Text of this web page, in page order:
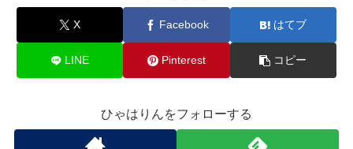
X Facebook はてブ
LINE Pinterest コピー
ひゃはりんをフォローする